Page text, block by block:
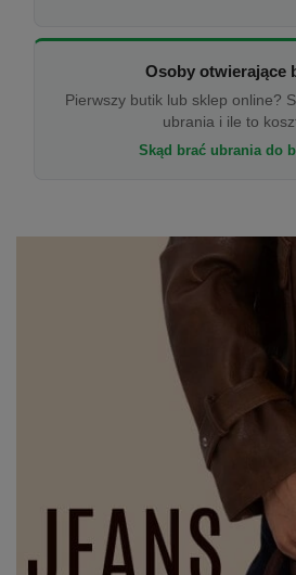
Osoby otwierające
Pierwszy butik lub sklep online?
ubrania i ile to
Skąd brać ubrania do